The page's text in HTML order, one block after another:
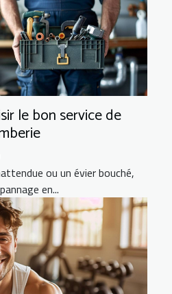
le bon service de
ou un évier bouché,
en...